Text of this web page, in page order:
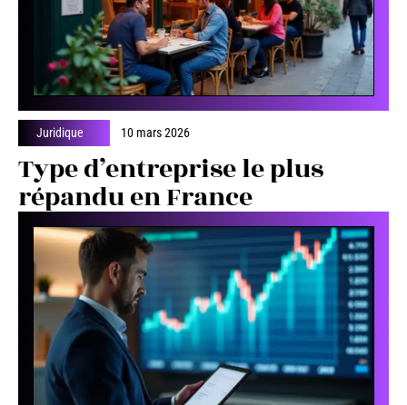
Juridique 10 mars 2026
Type d’entreprise le plus
répandu en France